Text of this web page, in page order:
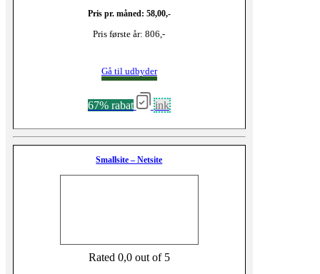
Pris pr. måned: 58,00,-
Pris første år: 806,-
Gå til udbyder
67% rabat ink
Smallsite – Netsite
Rated 0,0 out of 5